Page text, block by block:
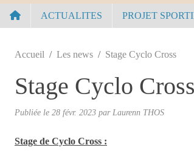
ACTUALITES PROJET
Accueil Les news Stage Cyclo Cross
Stage Cyclo Cross
Publiée le 28 févr. 2023 par Laurenn THOS
Stage de Cyclo Cross :